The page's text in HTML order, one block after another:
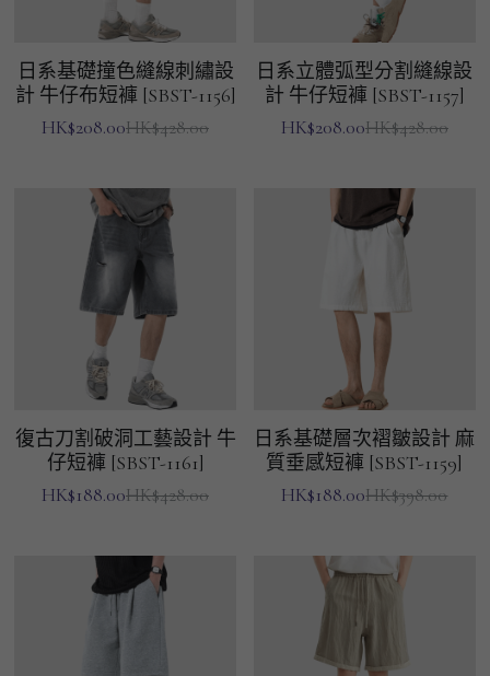
日系基礎撞色縫線刺繡設
計 牛仔布短褲 [SBST-1156]
HK$208.00HK$428.00
日系立體弧型分割縫線設
計 牛仔短褲 [SBST-1157]
HK$208.00HK$428.00
復古刀割破洞工藝設計 牛
仔短褲 [SBST-1161]
HK$188.00HK$428.00
日系基礎層次褶皺設計 麻
質垂感短褲 [SBST-1159]
HK$188.00HK$398.00
重磅純色 衛衣 系列
男士長袖恤衫
限時促銷
男裝